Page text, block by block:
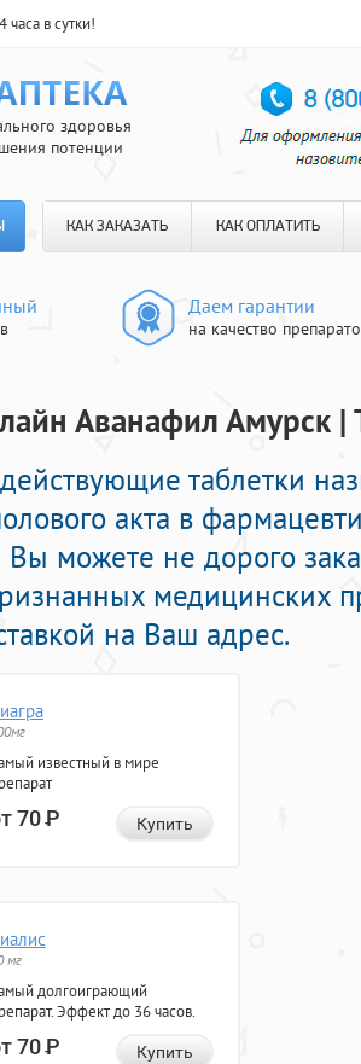
в сутки!
здоровья
потенции
КАК ЗАКАЗАТЬ КАК ОПЛАТИТЬ
Даем гарантии
на качество
Аванафил Амурск
таблетки
акта в
можете не дорого
медицинских
на Ваш адрес.
известный в мире
70Р Купить
мг
долгоиграющий
Эффект до 36 часов.
70Р Купить